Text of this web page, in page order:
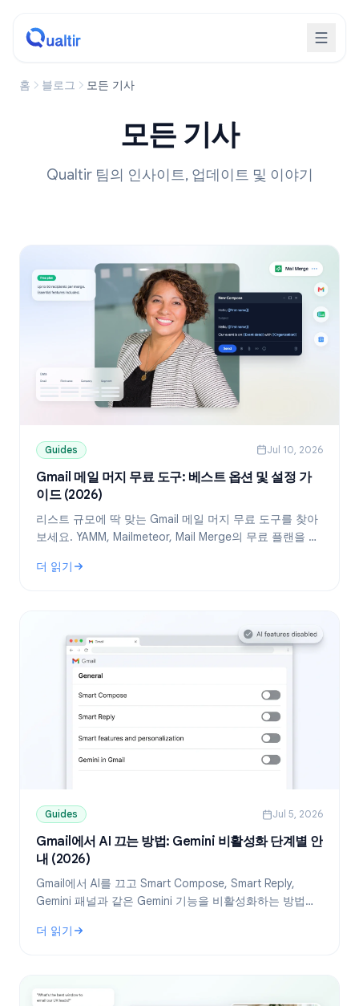
홈 블로그 모든 기사
모든 기사
Qualtir 팀의 인사이트, 업데이트 및 이야기
Guides Jul 10, 2026
Gmail 메일 머지 무료 도구: 베스트 옵션 및 설정 가
이드 (2026)
리스트 규모에 딱 맞는 Gmail 메일 머지 무료 도구를 찾아
보세요. YAMM, Mailmeteor, Mail Merge의 무료 플랜을 비
하는 방법을 확인하세요.
더 읽기
: Gmail 메일 머지 무료 도구: 베스트 옵션 및 설정 가이드 (2026)
Guides Jul 5, 2026
Gmail에서 AI 끄는 방법: Gemini 비활성화 단계별 안
내 (2026)
Gmail에서 AI를 끄고 Smart Compose, Smart Reply,
Gemini 패널과 같은 Gemini 기능을 비활성화하는 방법을
더 읽기
: Gmail에서 AI 끄는 방법: Gemini 비활성화 단계별 안내 (2026)